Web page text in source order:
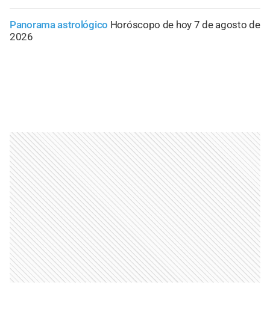
Panorama astrológico Horóscopo de hoy 7 de agosto de
2026